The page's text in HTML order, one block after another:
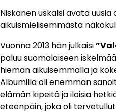
Niskanen uskalsi avata
aikuismielisemmästä
Vuonna 2013 hän julkaisi
paluu suomalaiseen
hieman aikuisemmalla ja
Albumilla oli enemmän
elämän kipeitä ja iloisia
eteenpäin, joka oli